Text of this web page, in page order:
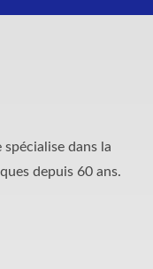
spécialise dans la
depuis 60 ans.